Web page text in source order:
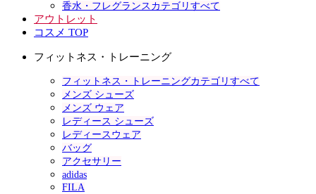
香水・フレグランスカテゴリすべて
アウトレット
コスメ TOP
フィットネス・トレーニング
フィットネス・トレーニングカテゴリすべて
メンズ シューズ
メンズ ウェア
レディース シューズ
レディースウェア
バッグ
アクセサリー
adidas
FILA